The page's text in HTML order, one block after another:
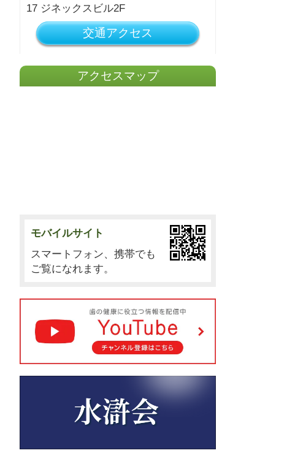
17 ジネックスビル2F
交通アクセス
アクセスマップ
モバイルサイト
スマートフォン、携帯でも
ご覧になれます。